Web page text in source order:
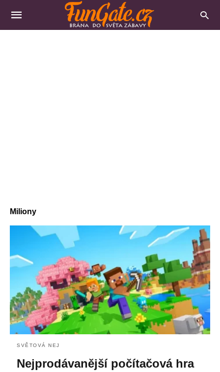
Miliony
SVĚTOVÁ NEJ
Nejprodávanější počítačová hra